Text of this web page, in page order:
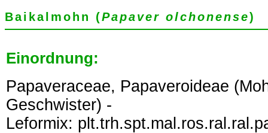
Baikalmohn (Papaver olchonense)
Einordnung:
Papaveraceae, Papaveroideae
Geschwister) -
Leformix: